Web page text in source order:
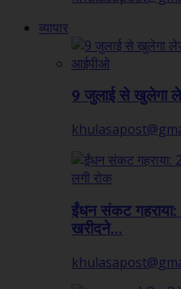
व्यापार
9 जुलाई से खुलेगा
ईंधन संकट
खरीदने...